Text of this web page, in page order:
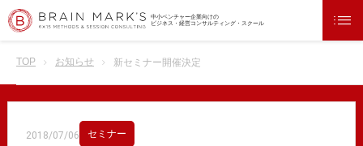
中小ベンチャー企業向けの
ビジネス・経営コンサルティング・スクール
TOP お知らせ 新セミナー開催決定
2018/07/06 セミナー